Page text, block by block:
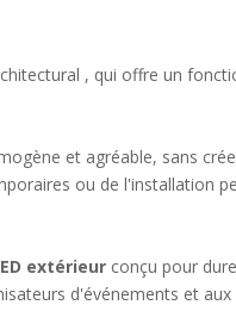
, qui offre un
et agréable, sans
ou de l'installation
extérieur conçu pour
d'événements et